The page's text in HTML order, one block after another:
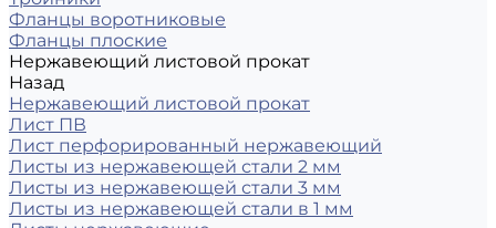
Фланцы воротниковые
Фланцы плоские
Нержавеющий листовой прокат
Назад
Нержавеющий листовой прокат
Лист ПВ
Лист перфорированный нержавеющий
Листы из нержавеющей стали 2 мм
Листы из нержавеющей стали 3 мм
Листы из нержавеющей стали в 1 мм